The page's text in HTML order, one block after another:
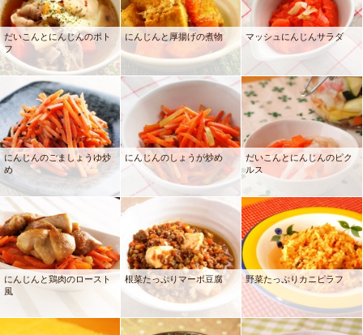
だいこんとにんじんのポト
フ
にんじんと厚揚げの煮物 マッシュにんじんサラダ
にんじんのごましょうゆ炒
め
にんじんのしょうが炒め
だいこんとにんじんのピク
ルス
にんじんと鶏肉のロースト
風
根菜たっぷりマーボ豆腐 野菜たっぷりカニピラフ